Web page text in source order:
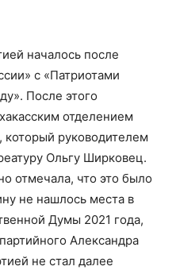
началось после
с «Патриотами
После этого
отделением
руководителем
Ольгу Ширковец.
отмечала, что это было
не нашлось места в
Думы 2021 года,
Александра
не стал далее